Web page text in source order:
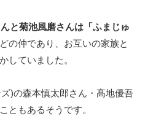
と菊池風磨さんは「ふまじゅ
の仲であり、お互いの家族と
していました。
)の森本慎太郎さん・髙地優吾
ともあるそうです。